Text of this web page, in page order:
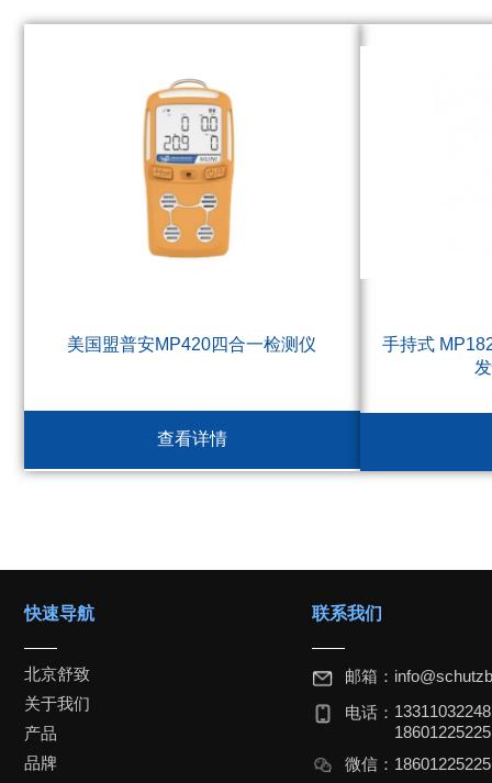
美国盟普安MP420四合一检测仪
查看详情
手持式
快速导航
北京舒致
关于我们
产品
品牌
联系我们
邮箱：
电话：
18601225225
微信：